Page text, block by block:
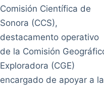
Comisión Científica de
Sonora (CCS),
destacamento operativo
de la Comisión Geográfico
Exploradora (CGE)
encargado de apoyar a la